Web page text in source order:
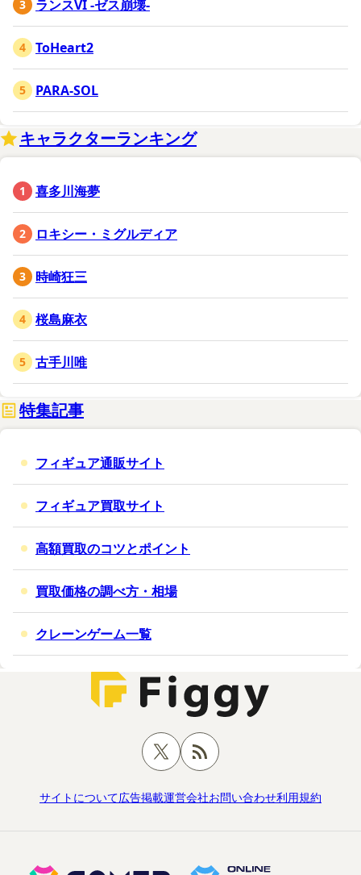
ランスVI -ゼス崩壊-
ToHeart2
PARA-SOL
キャラクターランキング
喜多川海夢
ロキシー・ミグルディア
時崎狂三
桜島麻衣
古手川唯
特集記事
フィギュア通販サイト
フィギュア買取サイト
高額買取のコツとポイント
買取価格の調べ方・相場
クレーンゲーム一覧
サイトについて広告掲載運営会社お問い合わせ利用規約